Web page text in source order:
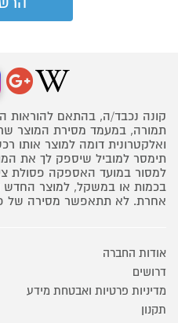
קונה נכבד/ה, בהתאם להוראות
תמורה, במעמד מסירת המוצר
ואלקטרונית דומה למוצר אותו
תימסר למוביל שיספק לך את
למסור במועד האספקה פסולת
בכמות או במשקל, למוצר החדש
אחרת. לא תתאפשר מסירה של
אודות החברה
דרושים
מדיניות פרטיות ואבטחת מידע
תקנון